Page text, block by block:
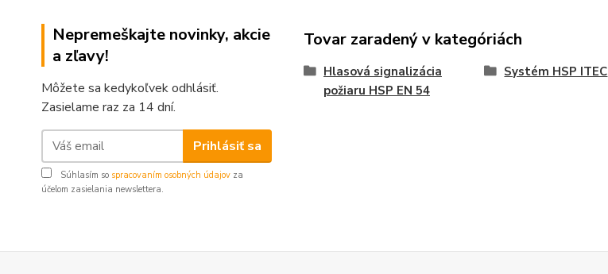
Nepremeškajte novinky, akcie
a zľavy!
Môžete sa kedykoľvek odhlásiť.
Zasielame raz za 14 dní.
Prihlásiť sa
Súhlasím so spracovaním osobných údajov za
účelom zasielania newslettera.
Tovar zaradený v kategóriách
Hlasová signalizácia
požiaru HSP EN 54
Systém HSP ITEC